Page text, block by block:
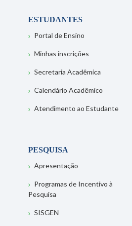
ESTUDANTES
Portal de Ensino
Minhas inscrições
Secretaria Acadêmica
Calendário Acadêmico
Atendimento ao Estudante
PESQUISA
Apresentação
Programas de Incentivo à
Pesquisa
SISGEN